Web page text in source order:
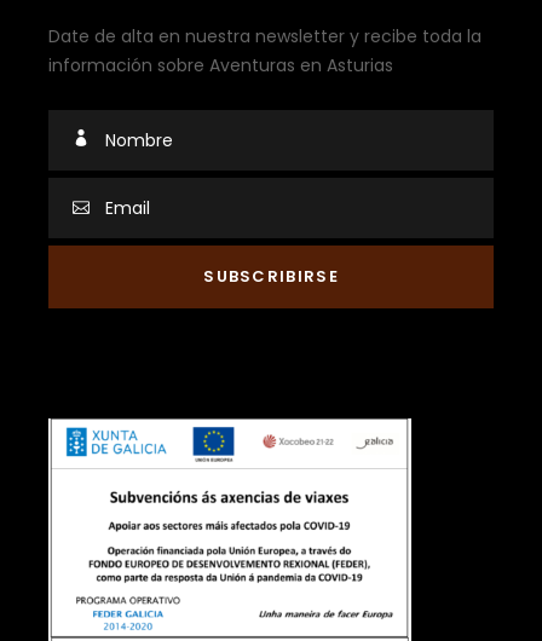
Date de alta en nuestra newsletter y recibe toda la
información sobre Aventuras en Asturias